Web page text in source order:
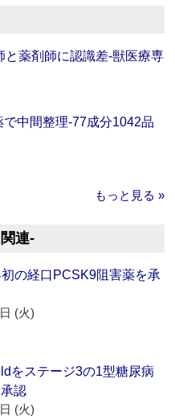
と薬剤師に認識差‐獣医療専
中間整理‐77成分1042品
もっと見る »
連‐
の経口PCSK9阻害薬を承
(火)
をステージ3の1型糖尿病
認
(火)